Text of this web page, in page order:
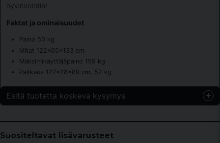
hyvinvointia!
Faktat ja ominaisuudet
Paino 50 kg
Mitat 122x65x133 cm
Maksimikäyttäjäpaino 159 kg
Pakkaus 127x28x89 cm, 52 kg
Esitä tuotetta koskeva kysymys
Kysy meiltä jotain tästä tuotteesta...
Suositeltavat lisävarusteet